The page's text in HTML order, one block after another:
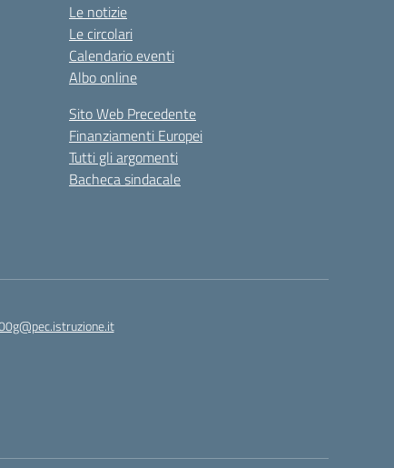
Le notizie
Le circolari
Calendario eventi
Albo online
Sito Web Precedente
Finanziamenti Europei
Tutti gli argomenti
Bacheca sindacale